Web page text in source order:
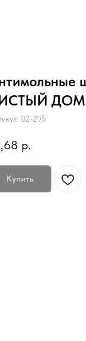
ДОМ
02-295
р.
Купить